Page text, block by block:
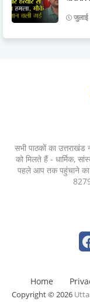
सभी पाठकों का
को मिलते हैं - धार्मिक,
पहले आप तक पहुंचाने का
Home
Copyright © 2026